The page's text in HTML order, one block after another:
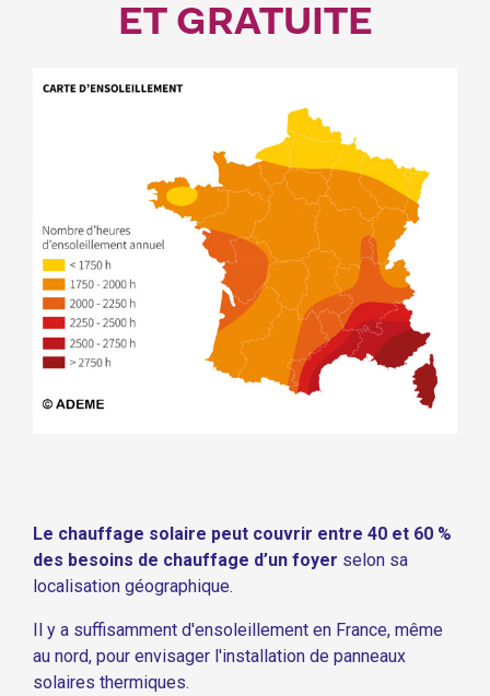
ET GRATUITE
Le chauffage solaire peut couvrir entre 40 et 60 %
des besoins de chauffage d’un foyer selon sa
localisation géographique.
Il y a suffisamment d'ensoleillement en France, même
au nord, pour envisager l'installation de panneaux
solaires thermiques.